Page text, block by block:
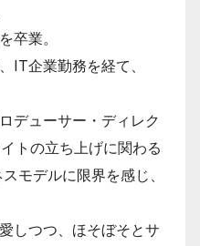
卒業。
IT企業勤務を経て、
デューサー・ディレク
トの立ち上げに関わる
モデルに限界を感じ、
しつつ、ほそぼそとサ